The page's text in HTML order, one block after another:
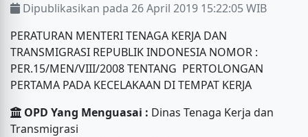
Dipublikasikan pada 26 April 2019 15:22:05 WIB
PERATURAN MENTERI TENAGA KERJA DAN
TRANSMIGRASI REPUBLIK INDONESIA NOMOR :
PER.15/MEN/VIII/2008 TENTANG PERTOLONGAN
PERTAMA PADA KECELAKAAN DI TEMPAT KERJA
OPD Yang Menguasai : Dinas Tenaga Kerja dan
Transmigrasi